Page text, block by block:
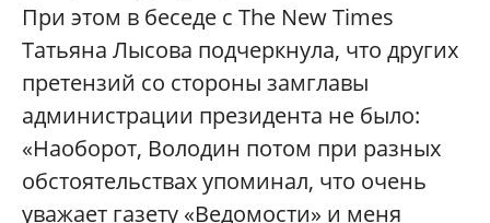
При этом в беседе с The New Times
Татьяна Лысова подчеркнула, что других
претензий со стороны замглавы
администрации президента не было:
«Наоборот, Володин потом при разных
обстоятельствах упоминал, что очень
уважает газету «Ведомости» и меня